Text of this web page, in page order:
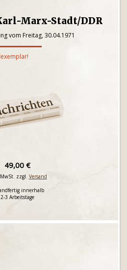
Marx-Stadt/DDR
vom Freitag, 30.04.1971
49,00 €
zzgl. Versand
innerhalb
2-3 Arbeitstage